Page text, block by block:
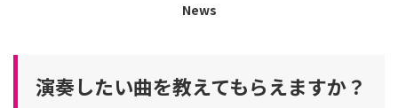
News
演奏したい曲を教えてもらえますか？